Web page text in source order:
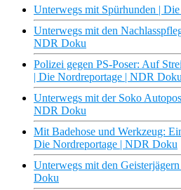
Unterwegs mit Spürhunden |
Unterwegs mit den
NDR Doku
Polizei gegen PS-Poser: Auf
| Die Nordreportage | NDR Doku
Unterwegs mit der Soko
NDR Doku
Mit Badehose und Werkzeug:
Die Nordreportage | NDR Doku
Unterwegs mit den
Doku